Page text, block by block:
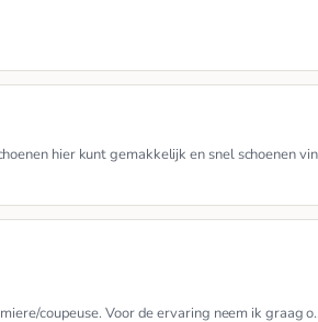
hier kunt gemakkelijk en snel schoenen
coupeuse. Voor de ervaring neem ik graag